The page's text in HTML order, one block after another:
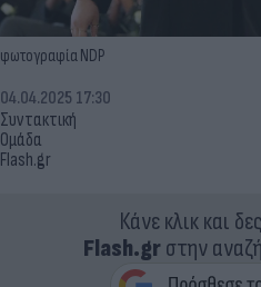
φωτογραφία NDP
Συντακτική
Ομάδα
Flash.gr
04.04.2025 17:30
Κάνε κλικ και
Flash.grστην